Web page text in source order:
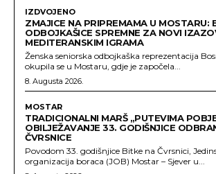
IZDVOJENO
ZMAJICE NA PRIPREMAMA U MOSTARU:
ODBOJKAŠICE SPREMNE ZA NOVI
MEDITERANSKIM IGRAMA
Ženska seniorska odbojkaška reprezentacija
okupila se u Mostaru, gdje je započela...
8. Augusta 2026.
MOSTAR
TRADICIONALNI MARŠ „PUTEVIMA
OBILJEŽAVANJE 33. GODIŠNJICE
ČVRSNICE
Povodom 33. godišnjice Bitke na Čvrsnici,
organizacija boraca (JOB) Mostar – Sjever u...